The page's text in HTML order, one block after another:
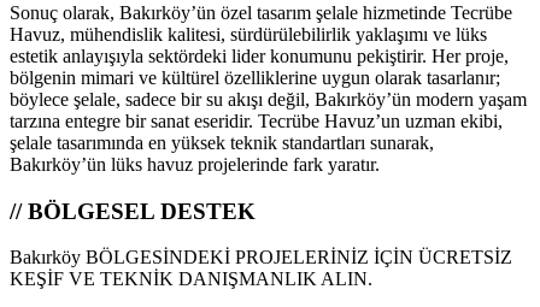
Sonuç olarak, Bakırköy’ün özel tasarım şelale hizmetinde Tecrübe
Havuz, mühendislik kalitesi, sürdürülebilirlik yaklaşımı ve lüks
estetik anlayışıyla sektördeki lider konumunu pekiştirir. Her proje,
bölgenin mimari ve kültürel özelliklerine uygun olarak tasarlanır;
böylece şelale, sadece bir su akışı değil, Bakırköy’ün modern yaşam
tarzına entegre bir sanat eseridir. Tecrübe Havuz’un uzman ekibi,
şelale tasarımında en yüksek teknik standartları sunarak,
Bakırköy’ün lüks havuz projelerinde fark yaratır.
// BÖLGESEL DESTEK
Bakırköy BÖLGESİNDEKİ PROJELERİNİZ İÇİN ÜCRETSİZ
KEŞİF VE TEKNİK DANIŞMANLIK ALIN.